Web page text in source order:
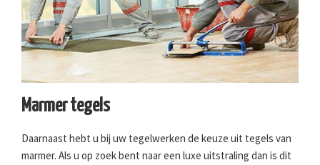
Marmer tegels
Daarnaast hebt u bij uw tegelwerken de keuze uit tegels van
marmer. Als u op zoek bent naar een luxe uitstraling dan is dit